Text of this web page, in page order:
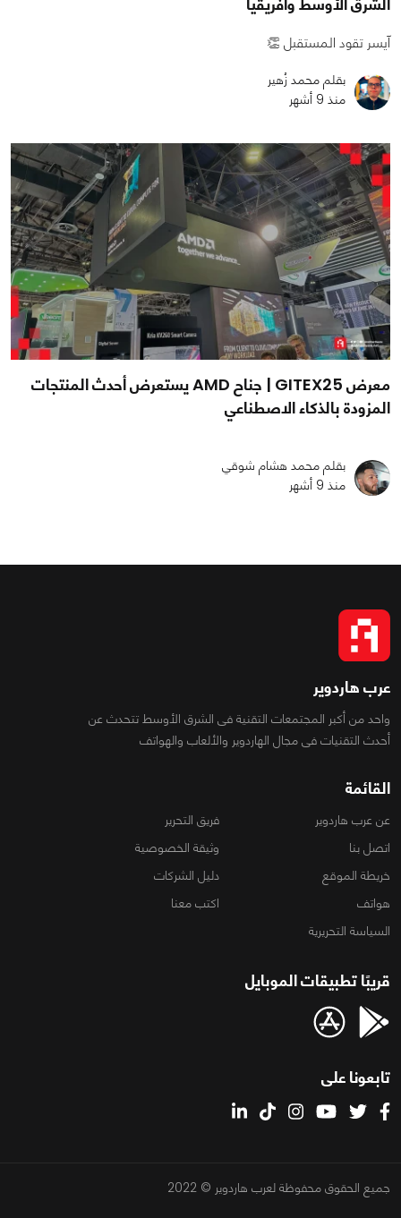
آيسر تقود المستقبل 👏
بقلم محمد زُهير
منذ 9 أشهر
معرض GITEX25 | جناح AMD يستعرض أحدث المنتجات
المزودة بالذكاء الاصطناعي
بقلم محمد هشام شوقي
منذ 9 أشهر
عرب هاردوير
واحد من أكبر المجتمعات التقنية فى الشرق الأوسط تتحدث عن
أحدث التقنيات فى مجال الهاردوير والألعاب والهواتف
القائمة
عن عرب هاردوير
فريق التحرير
اتصل بنا
وثيقة الخصوصية
خريطة الموقع
دليل الشركات
هواتف
اكتب معنا
السياسة التحريرية
قريبًا تطبيقات الموبايل
تابعونا على
جميع الحقوق محفوظة لعرب هاردوير © 2022